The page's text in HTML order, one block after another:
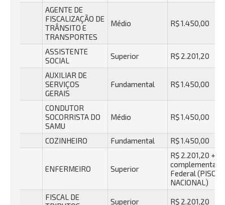
AGENTE DE
FISCALIZAÇÃO DE
TRÂNSITO E
TRANSPORTES
Médio R$ 1.450,00
ASSISTENTE
SOCIAL
Superior R$ 2.201,20
AUXILIAR DE
SERVIÇOS
GERAIS
Fundamental R$ 1.450,00
CONDUTOR
SOCORRISTA DO
SAMU
Médio R$ 1.450,00
COZINHEIRO Fundamental R$ 1.450,00
ENFERMEIRO Superior
R$ 2.201,20 +
Federal (PISO
NACIONAL)
FISCAL DE
Superior R$ 2.201,20